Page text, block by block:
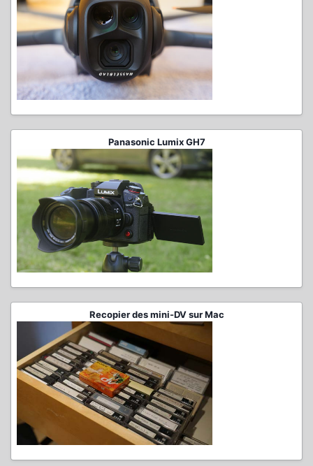
Panasonic Lumix GH7
Recopier des mini-DV sur Mac